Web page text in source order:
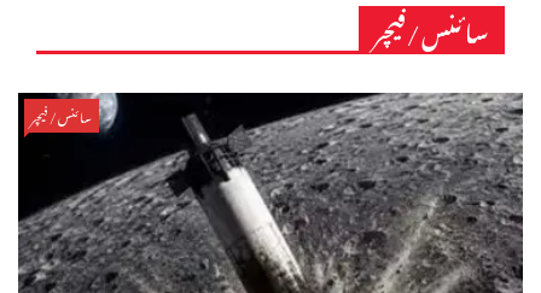
سائنس/فیچر
سائنس/فیچر